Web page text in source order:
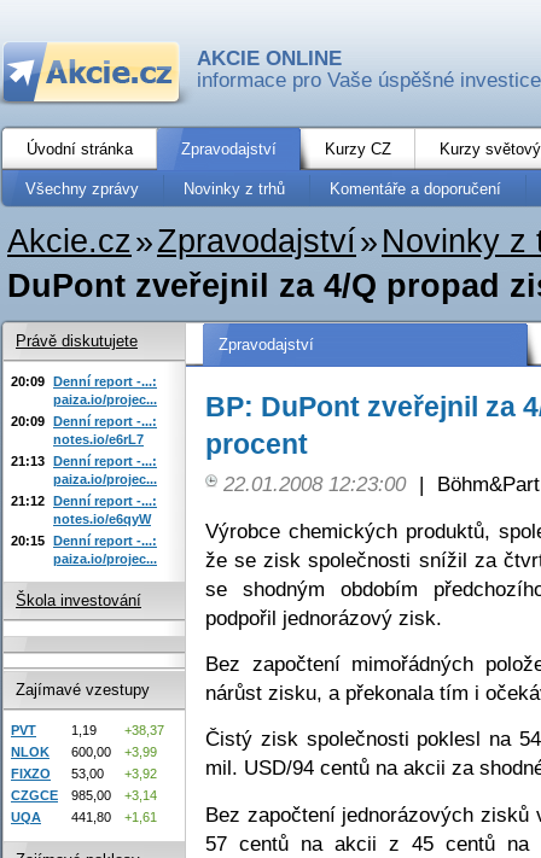
AKCIE ONLINE
informace pro Vaše úspěšné investice
Úvodní stránka Zpravodajství Kurzy CZ Kurzy
Všechny zprávy Novinky z trhů Komentáře a doporučení
Akcie.cz»Zpravodajství» Novinky z
DuPont zveřejnil za 4/Q propad
Zpravodajství
BP: DuPont zveřejnil za
procent
22.01.2008 12:23:00 |
Výrobce chemických produktů,
že se zisk společnosti snížil za
se shodným obdobím
podpořil jednorázový zisk.
Bez započtení mimořádných
nárůst zisku, a překonala tím i
Čistý zisk společnosti poklesl na
mil. USD/94 centů na akcii za
Bez započtení jednorázových
57 centů na akcii z 45 centů na
Právě diskutujete
20:09 Denní report -...:
paiza.io/projec...
20:09 Denní report -...:
notes.io/e6rL7
21:13 Denní report -...:
paiza.io/projec...
21:12 Denní report -...:
notes.io/e6qyW
20:15 Denní report -...:
paiza.io/projec...
Škola investování
Zajímavé vzestupy
PVT 1,19
+38,37
NLOK
600,00
+3,99
FIXZO
53,00
+3,92
CZGCE
985,00
+3,14
UQA
441,80 +1,61